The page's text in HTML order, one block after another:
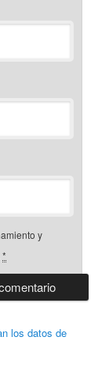
y
*
los datos de